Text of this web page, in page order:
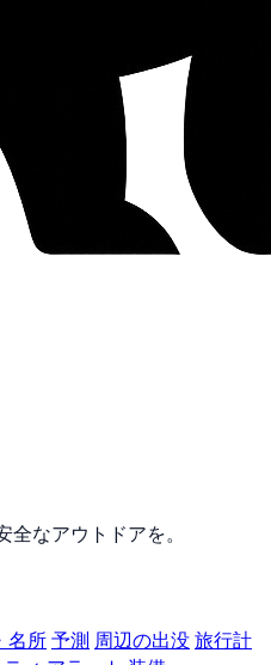
なアウトドアを。
名所予測 周辺の出没旅行計